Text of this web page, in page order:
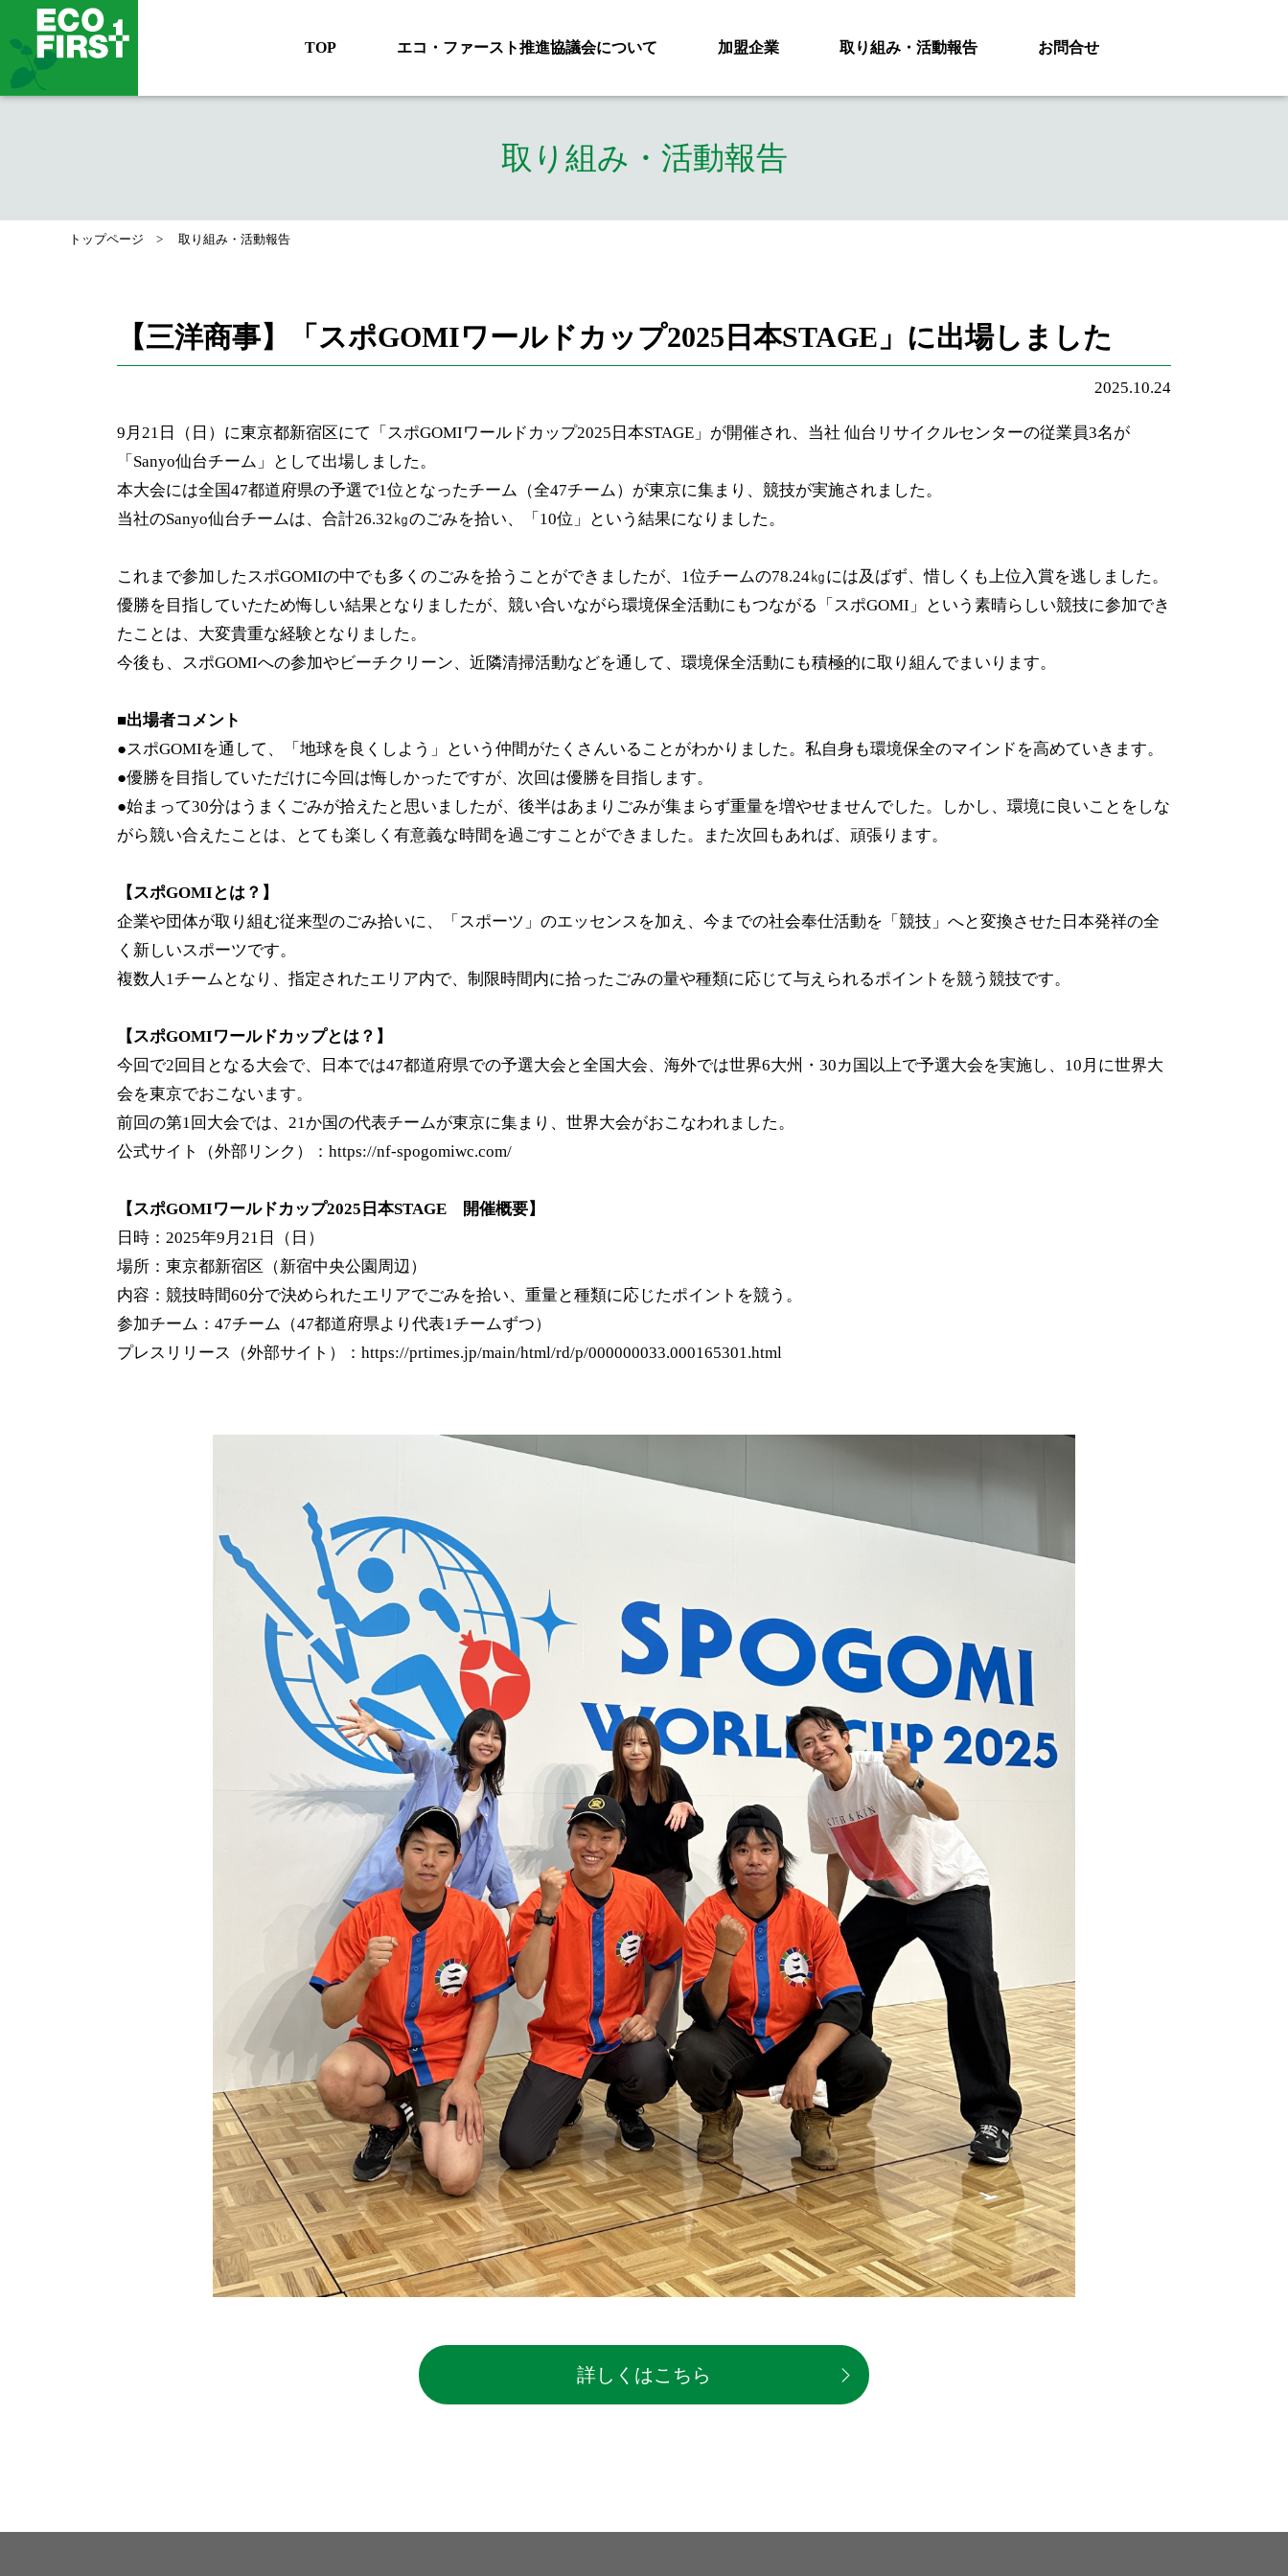
TOP エコ・ファースト推進協議会について 加盟企業 取り組み・活動報告 お問合せ
取り組み・活動報告
トップページ 取り組み・活動報告
【三洋商事】「スポGOMIワールドカップ2025日本STAGE」に出場しました
2025.10.24
9月21日（日）に東京都新宿区にて「スポGOMIワールドカップ2025日本STAGE」が開催され、当社 仙台リサイクルセンターの従業員3名が
「Sanyo仙台チーム」として出場しました。
本大会には全国47都道府県の予選で1位となったチーム（全47チーム）が東京に集まり、競技が実施されました。
当社のSanyo仙台チームは、合計26.32㎏のごみを拾い、「10位」という結果になりました。
これまで参加したスポGOMIの中でも多くのごみを拾うことができましたが、1位チームの78.24㎏には及ばず、惜しくも上位入賞を逃しました。
優勝を目指していたため悔しい結果となりましたが、競い合いながら環境保全活動にもつながる「スポGOMI」という素晴らしい競技に参加でき
たことは、大変貴重な経験となりました。
今後も、スポGOMIへの参加やビーチクリーン、近隣清掃活動などを通して、環境保全活動にも積極的に取り組んでまいります。
■出場者コメント
●スポGOMIを通して、「地球を良くしよう」という仲間がたくさんいることがわかりました。私自身も環境保全のマインドを高めていきます。
●優勝を目指していただけに今回は悔しかったですが、次回は優勝を目指します。
●始まって30分はうまくごみが拾えたと思いましたが、後半はあまりごみが集まらず重量を増やせませんでした。しかし、環境に良いことをしな
がら競い合えたことは、とても楽しく有意義な時間を過ごすことができました。また次回もあれば、頑張ります。
【スポGOMIとは？】
企業や団体が取り組む従来型のごみ拾いに、「スポーツ」のエッセンスを加え、今までの社会奉仕活動を「競技」へと変換させた日本発祥の全
く新しいスポーツです。
複数人1チームとなり、指定されたエリア内で、制限時間内に拾ったごみの量や種類に応じて与えられるポイントを競う競技です。
【スポGOMIワールドカップとは？】
今回で2回目となる大会で、日本では47都道府県での予選大会と全国大会、海外では世界6大州・30カ国以上で予選大会を実施し、10月に世界大
会を東京でおこないます。
前回の第1回大会では、21か国の代表チームが東京に集まり、世界大会がおこなわれました。
公式サイト（外部リンク）： https://nf-spogomiwc.com/
【スポGOMIワールドカップ2025日本STAGE 開催概要】
日時：2025年9月21日（日）
場所：東京都新宿区（新宿中央公園周辺）
内容：競技時間60分で決められたエリアでごみを拾い、重量と種類に応じたポイントを競う。
参加チーム：47チーム（47都道府県より代表1チームずつ）
プレスリリース（外部サイト）： https://prtimes.jp/main/html/rd/p/000000033.000165301.html
詳しくはこちら